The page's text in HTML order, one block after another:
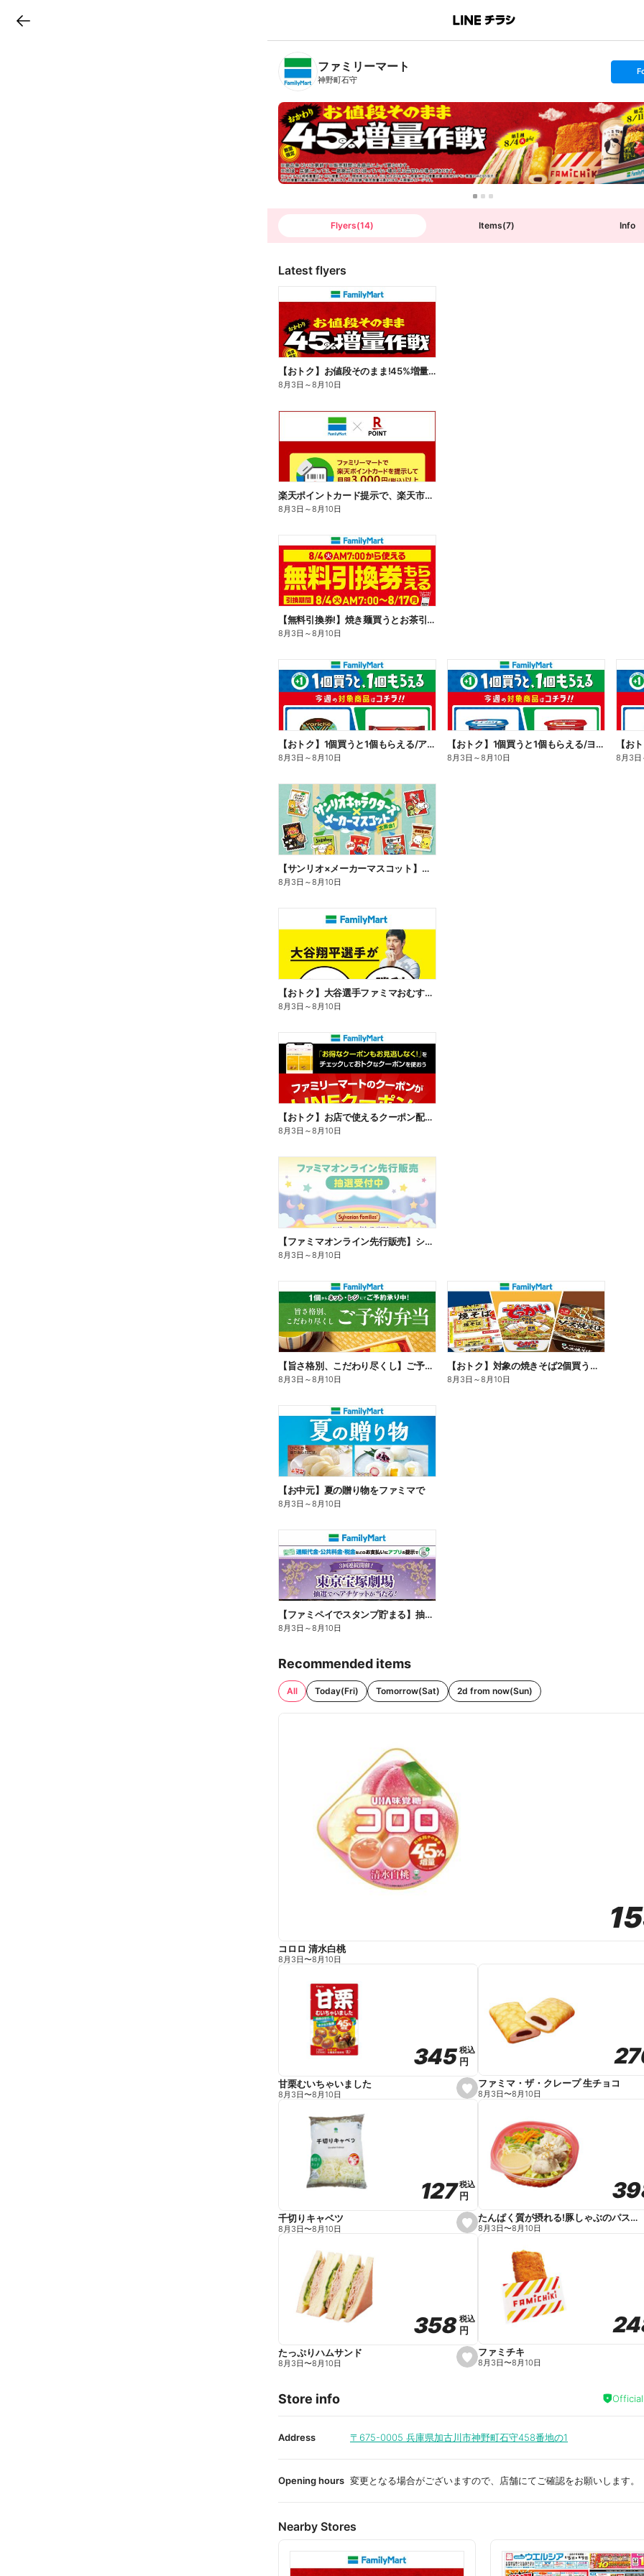
B
n
T
ファミリーマート
神野町石守
s
t
o
l
l
o
w
Flyers(14) Items(7) Info
Latest flyers
【おトク】お値段そのまま!45%増量作戦!
8月3日 ～8月10日
楽天ポイントカード提示で、楽天市場でのお買い物がおトクに!
8月3日 ～8月10日
【無料引換券!】焼き麺買うとお茶引換券貰える!
8月3日 ～8月10日
【おトク】1個買うと1個もらえる/アイス
8月3日 ～8月10日
【おトク】1個買うと1個もらえる/ヨーグルト
8月3日 ～8月10日
【お
8月3日
【サンリオ×メーカーマスコット】オリジナルグッズ貰える!
8月3日 ～8月10日
【おトク】大谷選手ファミマおむすび割
8月3日 ～8月10日
【おトク】お店で使えるクーポン配信中
8月3日 ～8月10日
【ファミマオンライン先行販売】シルバニアファミリー
8月3日 ～8月10日
【旨さ格別、こだわり尽くし】ご予約弁当
8月3日 ～8月10日
【おトク】対象の焼きそば2個買うと100円引き!
8月3日 ～8月10日
【お中元】夏の贈り物をファミマで
8月3日 ～8月10日
【ファミペイでスタンプ貯まる】抽選でペアチケットが当たる!
8月3日 ～8月10日
Recommended items
All Today(Fri) Tomorrow(Sat) 2d from now(Sun)
コロロ 清水白桃
8月3日〜8月10日
s
e
e
345
345税込
税込
円
円
甘栗むいちゃいました
8月3日〜8月10日
ファミマ・ザ・クレープ 生チョコ
8月3日〜8月10日
s
e
e
127
127税込
税込
円
円
千切りキャベツ
8月3日〜8月10日
たんぱく質が摂れる!豚しゃぶのパスタサラダ
8月3日〜8月10日
s
e
i
t
358
358税込
税込
円
円
たっぷりハムサンド
8月3日〜8月10日
ファミチキ
8月3日〜8月10日
Store info
Address 〒675-0005 兵庫県加古川市神野町石守458番地の1
Opening hours 変更となる場合がございますので、店舗にてご確認をお願いします。
Nearby Stores